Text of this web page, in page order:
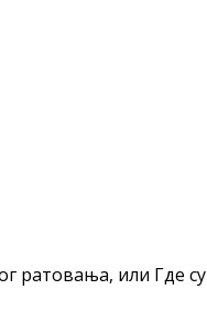
ратовања, или Где су